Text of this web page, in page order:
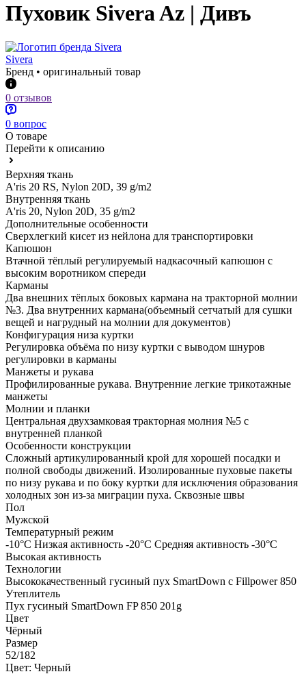
Пуховик Sivera Az | Дивъ
Sivera
Бренд • оригинальный товар
0 отзывов
0 вопрос
О товаре
Перейти к описанию
Верхняя ткань
A'ris 20 RS, Nylon 20D, 39 g/m2
Внутренняя ткань
A'ris 20, Nylon 20D, 35 g/m2
Дополнительные особенности
Сверхлегкий кисет из нейлона для транспортировки
Капюшон
Втачной тёплый регулируемый надкасочный капюшон с
высоким воротником спереди
Карманы
Два внешних тёплых боковых кармана на тракторной молнии
№3. Два внутренних кармана(объемный сетчатый для сушки
вещей и нагрудный на молнии для документов)
Конфигурация низа куртки
Регулировка объёма по низу куртки c выводом шнуров
регулировки в карманы
Манжеты и рукава
Профилированные рукава. Внутренние легкие трикотажные
манжеты
Молнии и планки
Центральная двухзамковая тракторная молния №5 с
внутренней планкой
Особенности конструкции
Сложный артикулированный крой для хорошей посадки и
полной свободы движений. Изолированные пуховые пакеты
по низу рукава и по боку куртки для исключения образования
холодных зон из-за миграции пуха. Сквозные швы
Пол
Мужской
Температурный режим
-10°С Низкая активность -20°С Средняя активность -30°С
Высокая активность
Технологии
Высококачественный гусиный пух SmartDown с Fillpower 850
Утеплитель
Пух гусиный SmartDown FP 850 201g
Цвет
Чёрный
Размер
52/182
Цвет: Черный